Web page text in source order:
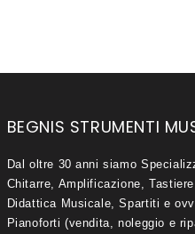
BEGNIS STRUMENTI
Dal oltre 30 anni siamo
Chitarre, Amplificazione,
Didattica Musicale, Spartiti e
Pianoforti (vendita, noleggio e